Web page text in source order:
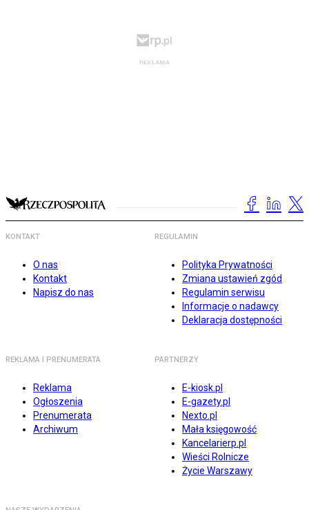
KONTAKT
O nas
Kontakt
Napisz do nas
REGULAMIN
Polityka Prywatności
Zmiana ustawień zgód
Regulamin serwisu
Informacje o nadawcy
Deklaracja dostępności
REKLAMA I PRENUMERATA
Reklama
Ogłoszenia
Prenumerata
Archiwum
PARTNERZY
E-kiosk.pl
E-gazety.pl
Nexto.pl
Mała księgowość
Kancelarierp.pl
Wieści Rolnicze
Życie Warszawy